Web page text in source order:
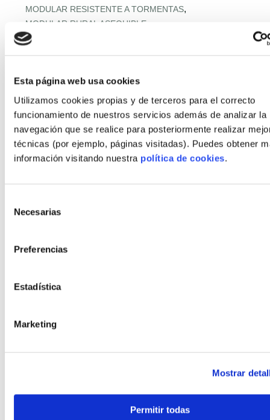
Esta página web usa cookies
Utilizamos cookies propias y de terceros para el correcto
funcionamiento de nuestros servicios además de analizar la
navegación que se realice para posteriormente realizar
técnicas (por ejemplo, páginas visitadas). Puedes obtener
información visitando nuestra política de cookies.
Necesarias
Preferencias
Estadística
Marketing
Mostrar
Permitir todas
MODULAR RESISTENTE A TORMENTAS,
MODULAR RURAL ASEQUIBLE
MONTAJE EXPRÉS Y MICROPLAZOS
OFERTA RETAIL Y LLAVE EN MANO
,OFF‑SITE VIVIENDA ASEQUIBLE
OFF‑SITE Y FÁBRICAS MODULARES
OPTIMIZACIÓN IA CADENA
PANELES Y MÓDULOS ESTRUCTURALES ,
PASSIVHAUS APLICADA PASSIVHAUS APLICADO
PASSIVHAUS EN ENTORNOS EXTREMOS
PASSIVHAUS PREMIUM
PILOTOS MUNICIPALES MODULAR
PREFABRICACIÓN POST‑DESASTRE
PREFABRICADAS FAMILIARES 2 PLANTAS